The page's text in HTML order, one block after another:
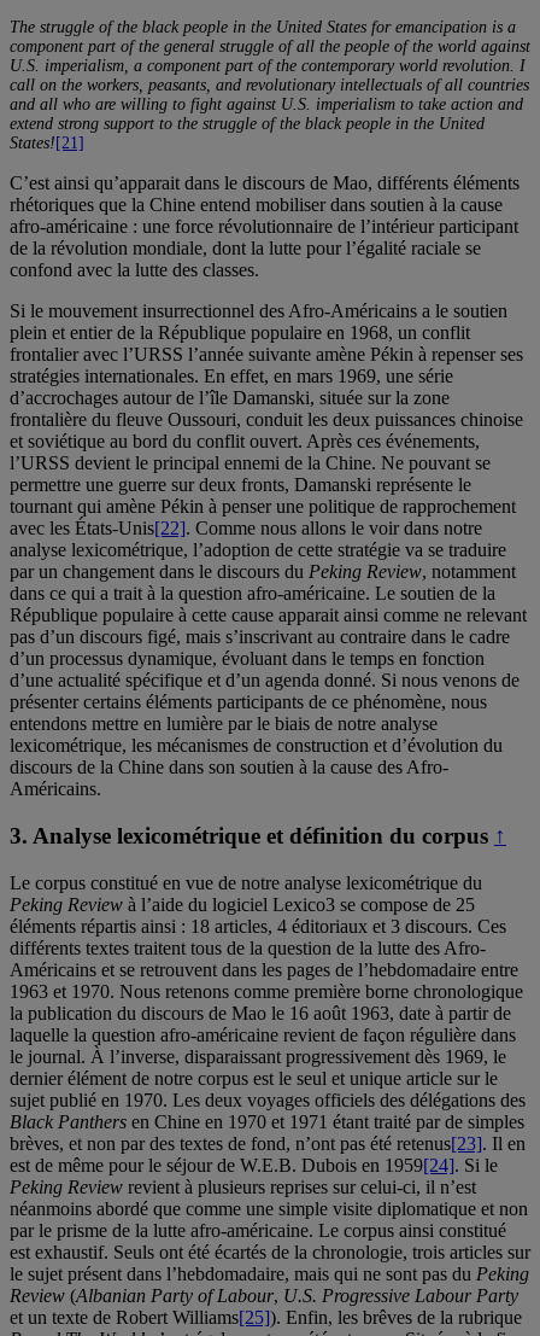
The struggle of the black people in the United States for emancipation is a
component part of the general struggle of all the people of the world against
U.S. imperialism, a component part of the contemporary world revolution. I
call on the workers, peasants, and revolutionary intellectuals of all countries
and all who are willing to fight against U.S. imperialism to take action and
extend strong support to the struggle of the black people in the United
States! [21]
C’est ainsi qu’apparait dans le discours de Mao, différents éléments
rhétoriques que la Chine entend mobiliser dans soutien à la cause
afro-américaine : une force révolutionnaire de l’intérieur participant
de la révolution mondiale, dont la lutte pour l’égalité raciale se
confond avec la lutte des classes.
Si le mouvement insurrectionnel des Afro-Américains a le soutien
plein et entier de la République populaire en 1968, un conflit
frontalier avec l’URSS l’année suivante amène Pékin à repenser ses
stratégies internationales. En effet, en mars 1969, une série
d’accrochages autour de l’île Damanski, située sur la zone
frontalière du fleuve Oussouri, conduit les deux puissances chinoise
et soviétique au bord du conflit ouvert. Après ces événements,
l’URSS devient le principal ennemi de la Chine. Ne pouvant se
permettre une guerre sur deux fronts, Damanski représente le
tournant qui amène Pékin à penser une politique de rapprochement
avec les États-Unis[22]. Comme nous allons le voir dans notre
analyse lexicométrique, l’adoption de cette stratégie va se traduire
par un changement dans le discours du Peking Review, notamment
dans ce qui a trait à la question afro-américaine. Le soutien de la
République populaire à cette cause apparait ainsi comme ne relevant
pas d’un discours figé, mais s’inscrivant au contraire dans le cadre
d’un processus dynamique, évoluant dans le temps en fonction
d’une actualité spécifique et d’un agenda donné. Si nous venons de
présenter certains éléments participants de ce phénomène, nous
entendons mettre en lumière par le biais de notre analyse
lexicométrique, les mécanismes de construction et d’évolution du
discours de la Chine dans son soutien à la cause des Afro-
Américains.
3. Analyse lexicométrique et définition du corpus ↑
Le corpus constitué en vue de notre analyse lexicométrique du
Peking Review à l’aide du logiciel Lexico3 se compose de 25
éléments répartis ainsi : 18 articles, 4 éditoriaux et 3 discours. Ces
différents textes traitent tous de la question de la lutte des Afro-
Américains et se retrouvent dans les pages de l’hebdomadaire entre
1963 et 1970. Nous retenons comme première borne chronologique
la publication du discours de Mao le 16 août 1963, date à partir de
laquelle la question afro-américaine revient de façon régulière dans
le journal. À l’inverse, disparaissant progressivement dès 1969, le
dernier élément de notre corpus est le seul et unique article sur le
sujet publié en 1970. Les deux voyages officiels des délégations des
Black Panthers en Chine en 1970 et 1971 étant traité par de simples
brèves, et non par des textes de fond, n’ont pas été retenus[23]. Il en
est de même pour le séjour de W.E.B. Dubois en 1959[24]. Si le
Peking Review revient à plusieurs reprises sur celui-ci, il n’est
néanmoins abordé que comme une simple visite diplomatique et non
par le prisme de la lutte afro-américaine. Le corpus ainsi constitué
est exhaustif. Seuls ont été écartés de la chronologie, trois articles sur
le sujet présent dans l’hebdomadaire, mais qui ne sont pas du Peking
Review (Albanian Party of Labour, U.S. Progressive Labour Party
et un texte de Robert Williams[25]). Enfin, les brêves de la rubrique